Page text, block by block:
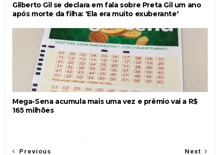
Gilberto Gil se declara em fala sobre Preta Gil um ano
após morte da filha: 'Ela era muito exuberante'
Mega-Sena acumula mais uma vez e prêmio vai a R$
165 milhões
Next
Previous